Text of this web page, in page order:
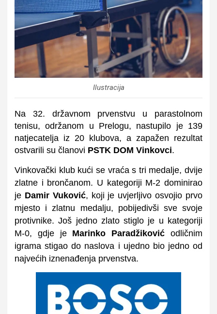
Ilustracija
Na 32. državnom prvenstvu u parastolnom
tenisu, održanom u Prelogu, nastupilo je 139
natjecatelja iz 20 klubova, a zapažen rezultat
ostvarili su članovi PSTK DOM Vinkovci.
Vinkovački klub kući se vraća s tri medalje, dvije
zlatne i brončanom. U kategoriji M-2 dominirao
je Damir Vuković, koji je uvjerljivo osvojio prvo
mjesto i zlatnu medalju, pobijedivši sve svoje
protivnike. Još jedno zlato stiglo je u kategoriji
M-0, gdje je Marinko Paradžiković odličnim
igrama stigao do naslova i ujedno bio jedno od
najvećih iznenađenja prvenstva.